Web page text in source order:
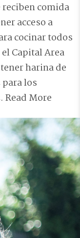
comida
acceso a
cocinar todos
Capital Area
harina de
los
Read More